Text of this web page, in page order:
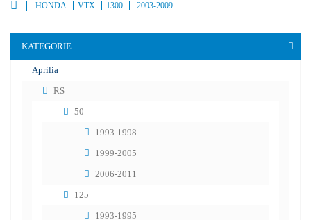
HONDA VTX 1300 2003-2009
KATEGORIE
Aprilia
RS
50
1993-1998
1999-2005
2006-2011
125
1993-1995